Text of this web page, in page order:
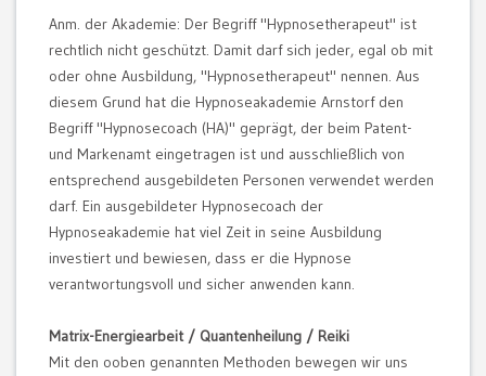
Anm. der Akademie: Der Begriff "Hypnosetherapeut" ist
rechtlich nicht geschützt. Damit darf sich jeder, egal ob mit
oder ohne Ausbildung, "Hypnosetherapeut" nennen. Aus
diesem Grund hat die Hypnoseakademie Arnstorf den
Begriff "Hypnosecoach (HA)" geprägt, der beim Patent-
und Markenamt eingetragen ist und ausschließlich von
entsprechend ausgebildeten Personen verwendet werden
darf. Ein ausgebildeter Hypnosecoach der
Hypnoseakademie hat viel Zeit in seine Ausbildung
investiert und bewiesen, dass er die Hypnose
verantwortungsvoll und sicher anwenden kann.
Matrix-Energiearbeit / Quantenheilung / Reiki
Mit den ooben genannten Methoden bewegen wir uns